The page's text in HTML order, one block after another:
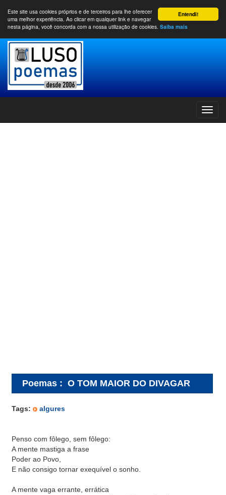
Entendi!
Este site usa cookies próprios e de terceiros para lhe oferecer
uma melhor experiência. Ao clicar em qualquer link e navegar
nesta página, você concorda com a nossa utilização de cookies. Saiba mais
Poemas : O TOM MAIOR DO DIVAGAR
Tags: algures
Penso com fôlego, sem fôlego:
A mente mastiga a frase
Poder ao Povo,
E não consigo tornar exequível o sonho.
A mente vaga errante, errática